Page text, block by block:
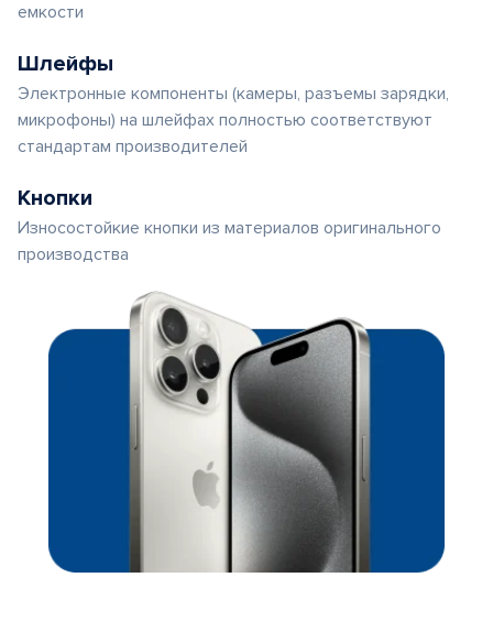
емкости
Шлейфы
Электронные компоненты (камеры, разъемы зарядки,
микрофоны) на шлейфах полностью соответствуют
стандартам производителей
Кнопки
Износостойкие кнопки из материалов оригинального
производства